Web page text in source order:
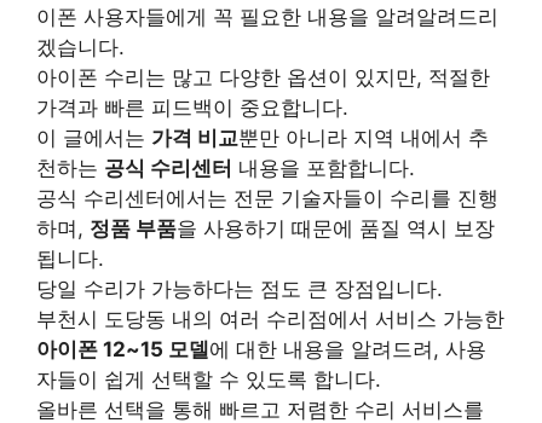
이폰 사용자들에게 꼭 필요한 내용을 알려알려드리
겠습니다.
아이폰 수리는 많고 다양한 옵션이 있지만, 적절한
가격과 빠른 피드백이 중요합니다.
이 글에서는 가격 비교뿐만 아니라 지역 내에서 추
천하는 공식 수리센터 내용을 포함합니다.
공식 수리센터에서는 전문 기술자들이 수리를 진행
하며, 정품 부품을 사용하기 때문에 품질 역시 보장
됩니다.
당일 수리가 가능하다는 점도 큰 장점입니다.
부천시 도당동 내의 여러 수리점에서 서비스 가능한
아이폰 12~15 모델에 대한 내용을 알려드려, 사용
자들이 쉽게 선택할 수 있도록 합니다.
올바른 선택을 통해 빠르고 저렴한 수리 서비스를